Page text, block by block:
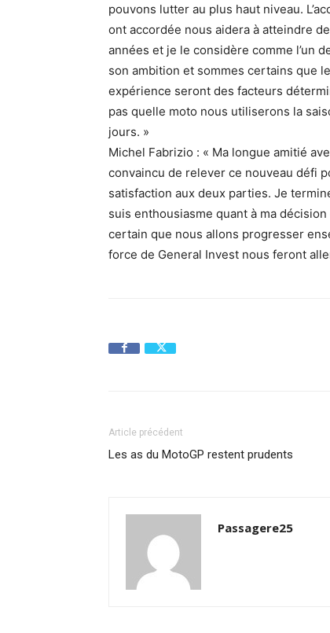
pouvons lutter au plus haut niveau.
ont accordée nous aidera à atteindre
années et je le considère comme l’un
son ambition et sommes certains que
expérience seront des facteurs
pas quelle moto nous utiliserons la
jours. »
Michel Fabrizio : « Ma longue amitié
convaincu de relever ce nouveau défi
satisfaction aux deux parties. Je
suis enthousiasme quant à ma
certain que nous allons progresser
force de General Invest nous feront
Article précédent
Les as du MotoGP restent prudents
Passagere25